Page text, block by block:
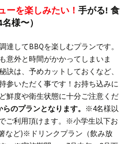
を楽しみたい！ 手がる! 食
様〜）
達してBBQを楽しむプランです。
意外と時間がかかってしまいま
訣は、予めカットしておくなど、
参いただく事です！ お持ち込みに
鮮度や衛生状態に十分ご注意くだ
のプランとなります。 ※4名様以
ご利用頂けます。
※小学生以下お
など)※ドリンクプラン（飲み放